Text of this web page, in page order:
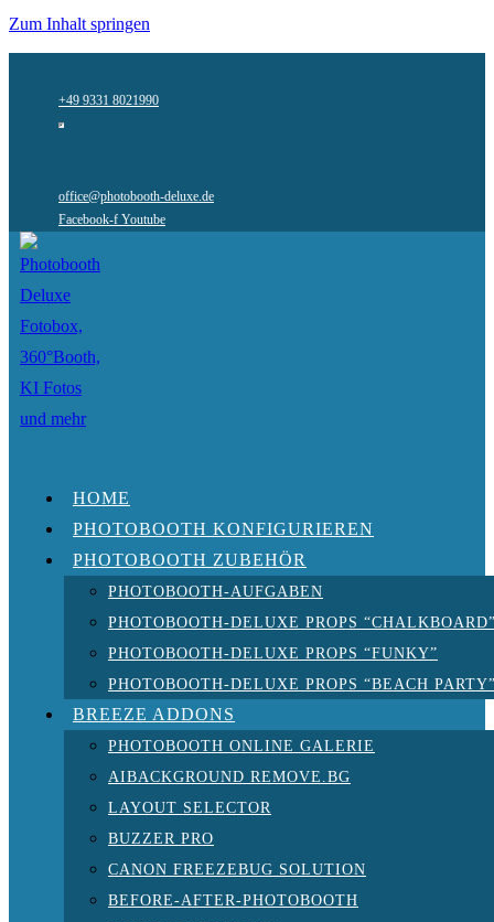
Zum Inhalt springen
+49 9331 8021990
office@photobooth-deluxe.de
Facebook-f Youtube
HOME
PHOTOBOOTH KONFIGURIEREN
PHOTOBOOTH ZUBEHÖR
PHOTOBOOTH-AUFGABEN
PHOTOBOOTH-DELUXE PROPS
PHOTOBOOTH-DELUXE PROPS “FUNKY”
PHOTOBOOTH-DELUXE PROPS “BEACH
BREEZE ADDONS
PHOTOBOOTH ONLINE GALERIE
AIBACKGROUND REMOVE.BG
LAYOUT SELECTOR
BUZZER PRO
CANON FREEZEBUG SOLUTION
BEFORE-AFTER-PHOTOBOOTH